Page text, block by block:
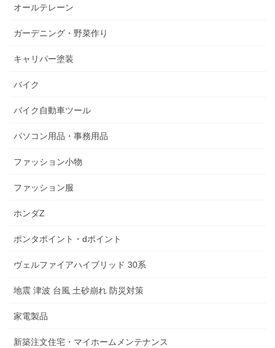
オールテレーン
ガーデニング・野菜作り
キャリパー塗装
バイク
バイク自動車ツール
パソコン用品・事務用品
ファッション小物
ファッション服
ホンダZ
ポンタポイント・dポイント
ヴェルファイアハイブリッド 30系
地震 津波 台風 土砂崩れ 防災対策
家電製品
新築注文住宅・マイホームメンテナンス